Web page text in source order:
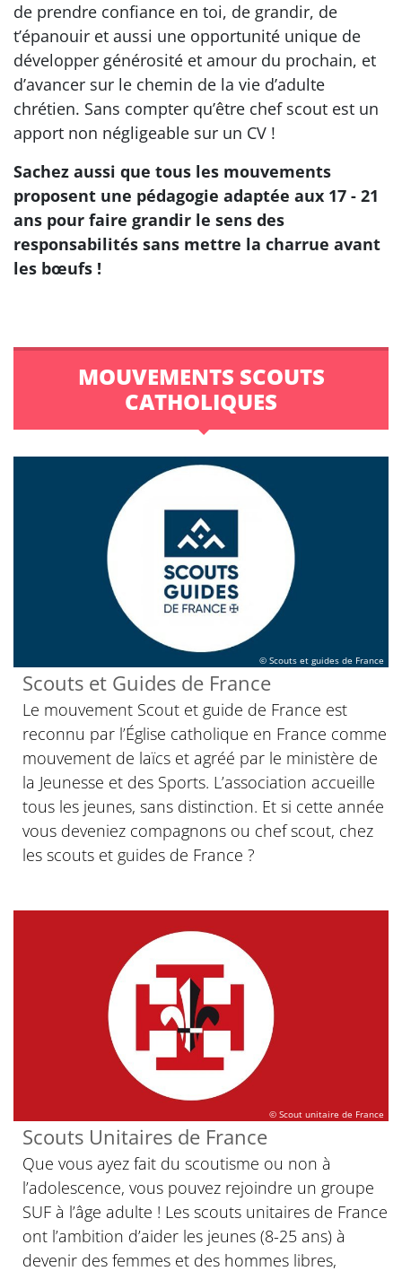
de prendre confiance en toi, de grandir, de
t’épanouir et aussi une opportunité unique de
développer générosité et amour du prochain, et
d’avancer sur le chemin de la vie d’adulte
chrétien. Sans compter qu’être chef scout est un
apport non négligeable sur un CV !
Sachez aussi que tous les mouvements
proposent une pédagogie adaptée aux 17 - 21
ans pour faire grandir le sens des
responsabilités sans mettre la charrue avant
les bœufs !
MOUVEMENTS SCOUTS
CATHOLIQUES
© Scouts et guides de France
Scouts et Guides de France
Le mouvement Scout et guide de France est
reconnu par l’Église catholique en France comme
mouvement de laïcs et agréé par le ministère de
la Jeunesse et des Sports. L’association accueille
tous les jeunes, sans distinction. Et si cette année
vous deveniez compagnons ou chef scout, chez
les scouts et guides de France ?
© Scout unitaire de France
Scouts Unitaires de France
Que vous ayez fait du scoutisme ou non à
l’adolescence, vous pouvez rejoindre un groupe
SUF à l’âge adulte ! Les scouts unitaires de France
ont l’ambition d’aider les jeunes (8-25 ans) à
devenir des femmes et des hommes libres,